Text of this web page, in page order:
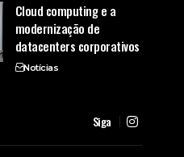
Cloud computing e a
modernização de
datacenters corporativos
Notícias
Siga